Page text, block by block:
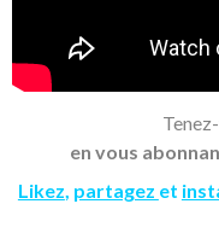
en vous
Likez, partagez et